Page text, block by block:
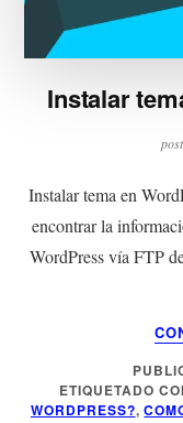
Instalar
Instalar tema en
encontrar la
WordPress vía FTP
ETIQUETADO
WORDPRESS?,